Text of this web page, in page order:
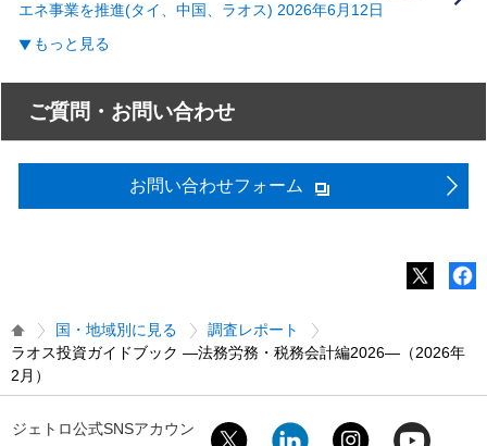
エネ事業を推進(タイ、中国、ラオス) 2026年6月12日
もっと見る
ご質問・お問い合わせ
お問い合わせフォーム
国・地域別に見る
調査レポート
ラオス投資ガイドブック ―法務労務・税務会計編2026―（2026年
2月）
ジェトロ公式SNSアカウン